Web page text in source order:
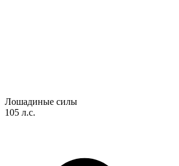
Лошадиные силы
105 л.с.